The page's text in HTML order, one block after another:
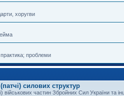
хоругви
практика; проблеми
силових структур
військових частин Збройних Сил України та